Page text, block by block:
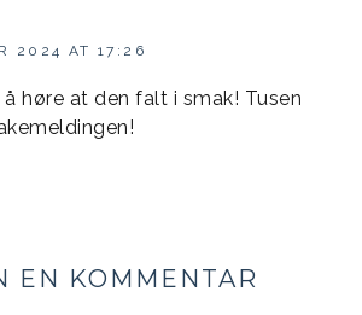
2024 AT 17:26
høre at den falt i smak! Tusen
EN KOMMENTAR